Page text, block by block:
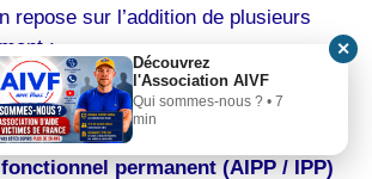
repose sur l’addition de plusieurs
:
temporaire (DFT)
permanent (AIPP / IPP)
Découvrez
l'Association AIVF
Qui sommes-nous ? • 7
min
✕